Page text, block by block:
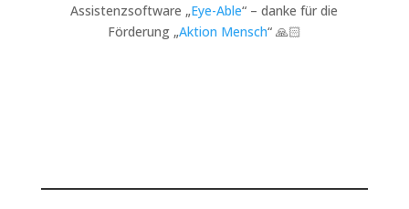
Assistenzsoftware „Eye-Able“ – danke für die
Förderung „Aktion Mensch“ 🙏🏻